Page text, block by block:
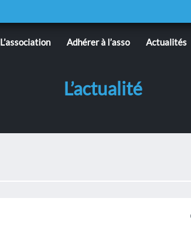
L’association Adhérer à l’asso Actualités
L’actualité